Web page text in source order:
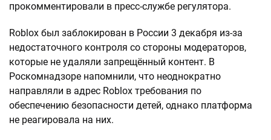
прокомментировали в пресс-службе регулятора.
Roblox был заблокирован в России 3 декабря из-за
недостаточного контроля со стороны модераторов,
которые не удаляли запрещённый контент. В
Роскомнадзоре напомнили, что неоднократно
направляли в адрес Roblox требования по
обеспечению безопасности детей, однако платформа
не реагировала на них.